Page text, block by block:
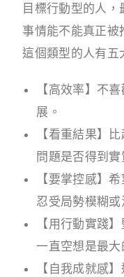
目標行動型的人
事情能不能真正被
這個類型的人有五
【高效率】不
展。
【看重結果】
問題是否得到實
【要掌控感】
忍受局勢模糊或
【用行動實踐
一直空想是最大
【自我成就感